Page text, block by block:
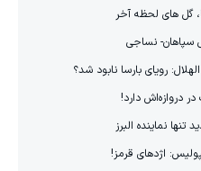
گل های لحظه آخر
سپاهان- نساجی
رویای بارسا نابود شد؟
دروازه‌اش دارد!
نماینده البرز
اژدهای قرمز!